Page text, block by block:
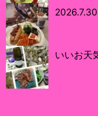
いいお天